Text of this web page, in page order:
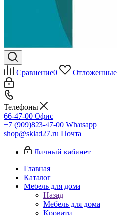
Сравнение0 Отложенные
Телефоны
66-47-00 Офис
+7 (909)823-47-00 Whatsapp
shop@sklad27.ru Почта
Личный кабинет
Главная
Каталог
Мебель для дома
Назад
Мебель для дома
Кровати